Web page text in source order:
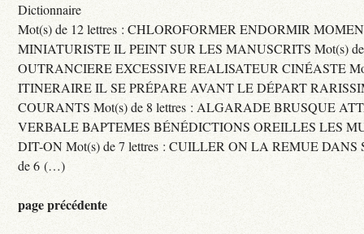
Dictionnaire
Mot(s) de 12 lettres : CHLOROFORMER ENDORMIR
MINIATURISTE IL PEINT SUR LES MANUSCRITS Mot(s) de
OUTRANCIERE EXCESSIVE REALISATEUR CINÉASTE
ITINERAIRE IL SE PRÉPARE AVANT LE DÉPART
COURANTS Mot(s) de 8 lettres : ALGARADE BRUSQUE
VERBALE BAPTEMES BÉNÉDICTIONS OREILLES LES
DIT-ON Mot(s) de 7 lettres : CUILLER ON LA REMUE DANS
de 6 (…)
page précédente